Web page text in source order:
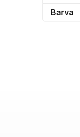
Barva